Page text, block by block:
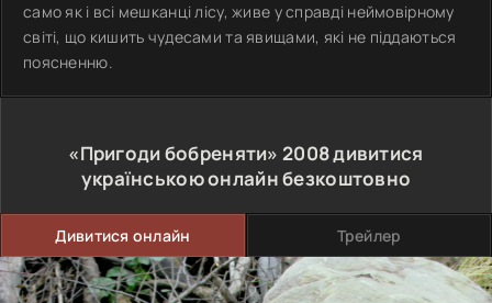
само як і всі мешканці лісу, живе у справді неймовірному
світі, що кишить чудесами та явищами, які не піддаються
поясненню.
«Пригоди бобреняти» 2008дивитися
українською онлайн безкоштовно
Дивитися онлайн Трейлер